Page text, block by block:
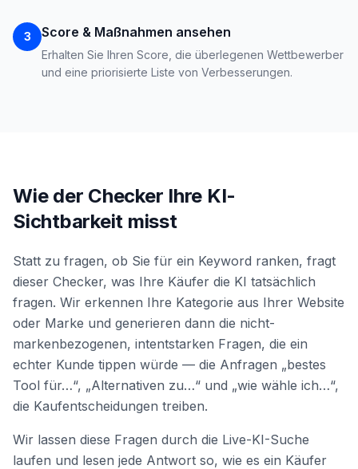
3 Score & Maßnahmen ansehen
Erhalten Sie Ihren Score, die überlegenen Wettbewerber
und eine priorisierte Liste von Verbesserungen.
Wie der Checker Ihre KI-
Sichtbarkeit misst
Statt zu fragen, ob Sie für ein Keyword ranken, fragt
dieser Checker, was Ihre Käufer die KI tatsächlich
fragen. Wir erkennen Ihre Kategorie aus Ihrer Website
oder Marke und generieren dann die nicht-
markenbezogenen, intentstarken Fragen, die ein
echter Kunde tippen würde — die Anfragen „bestes
Tool für…“, „Alternativen zu…“ und „wie wähle ich…“,
die Kaufentscheidungen treiben.
Wir lassen diese Fragen durch die Live-KI-Suche
laufen und lesen jede Antwort so, wie es ein Käufer